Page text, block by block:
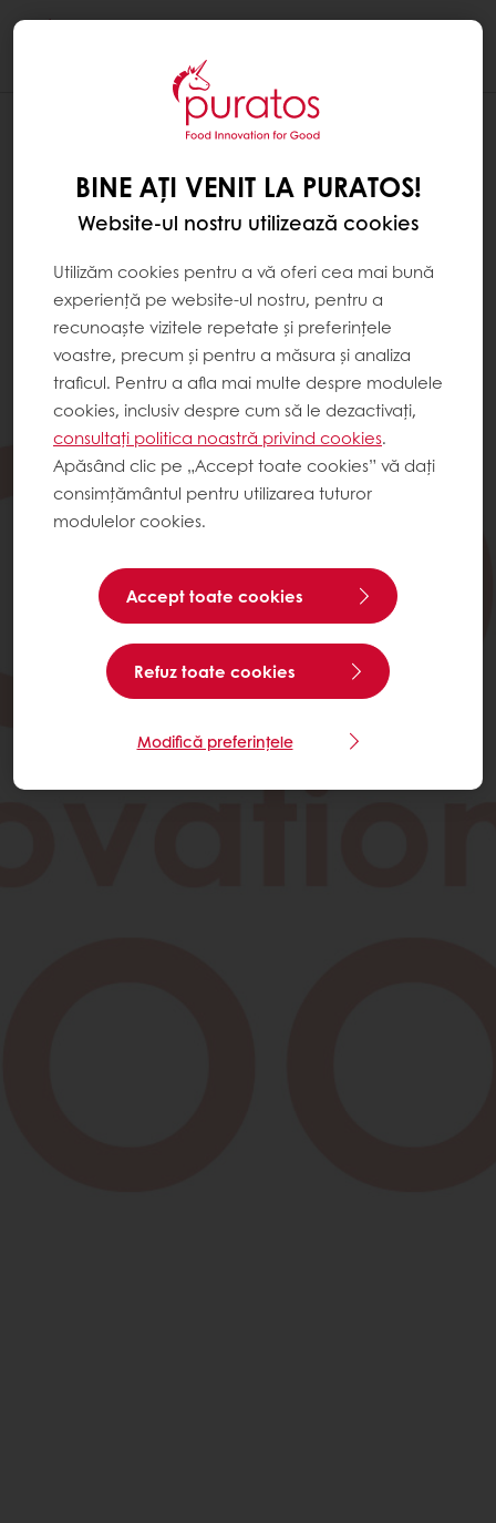
BINE AȚI VENIT LA PURATOS!
Website-ul nostru utilizează cookies
Utilizăm cookies pentru a vă oferi cea mai bună
experiență pe website-ul nostru, pentru a
recunoaște vizitele repetate și preferințele
voastre, precum și pentru a măsura și analiza
traficul. Pentru a afla mai multe despre modulele
cookies, inclusiv despre cum să le dezactivați,
consultați politica noastră privind cookies.
Apăsând clic pe „Accept toate cookies” vă dați
consimțământul pentru utilizarea tuturor
modulelor cookies.
Accept toate cookies
Refuz toate cookies
Modifică preferințele